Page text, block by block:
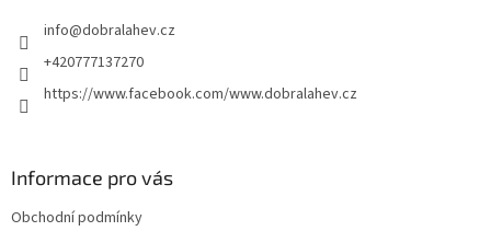
info@dobralahev.cz
+420777137270
https://www.facebook.com/www.dobralahev.cz
Informace pro vás
Obchodní podmínky